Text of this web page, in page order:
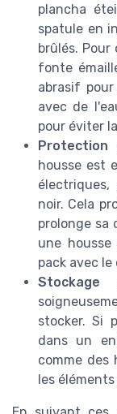
plancha
spatule en
brûlés. Pour
fonte
abrasif
avec de
pour éviter
Protection
housse est
noir. Cela
prolonge sa
une housse
pack avec
Stockage :
stocker. Si
dans un
comme des
les